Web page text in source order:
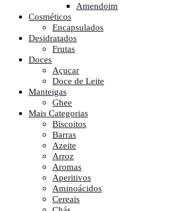
Amendoim
Cosméticos
Encapsulados
Desidratados
Frutas
Doces
Açucar
Doce de Leite
Manteigas
Ghee
Mais Categorias
Biscoitos
Barras
Azeite
Arroz
Aromas
Aperitivos
Aminoácidos
Cereais